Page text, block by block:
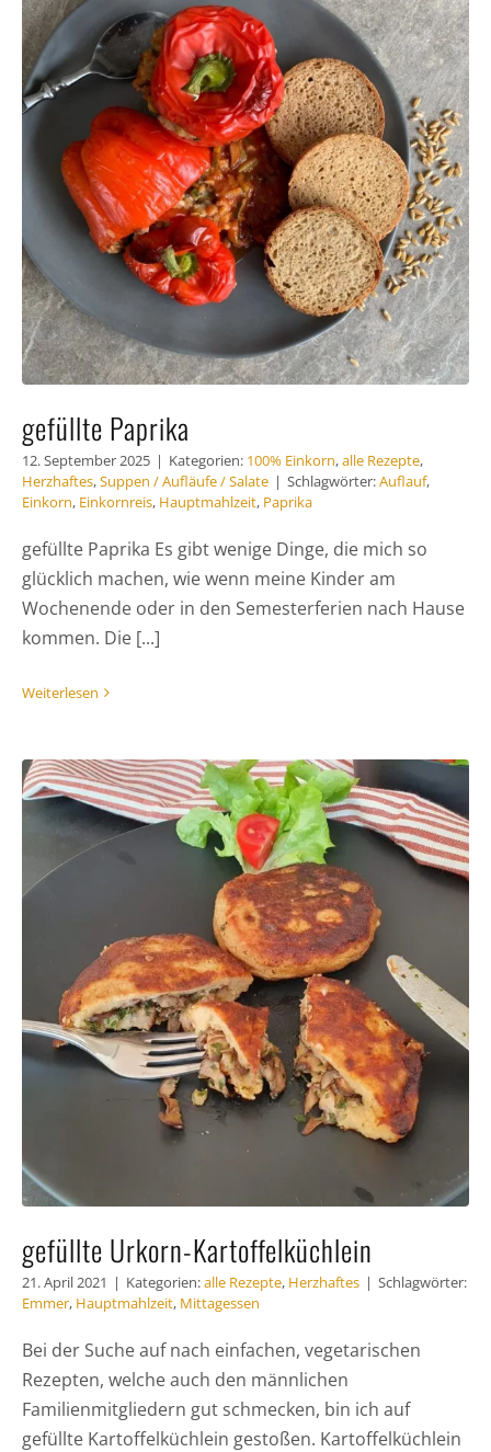
gefüllte Paprika
12. September 2025 | Kategorien: 100% Einkorn,alle Rezepte,
Herzhaftes,Suppen / Aufläufe / Salate | Schlagwörter:Auflauf,
Einkorn, Einkornreis, Hauptmahlzeit, Paprika
gefüllte Paprika Es gibt wenige Dinge, die mich so
glücklich machen, wie wenn meine Kinder am
Wochenende oder in den Semesterferien nach Hause
kommen. Die [...]
Weiterlesen
gefüllte Urkorn-Kartoffelküchlein
21. April 2021 | Kategorien:alle Rezepte, Herzhaftes | Schlagwörter:
Emmer, Hauptmahlzeit, Mittagessen
Bei der Suche auf nach einfachen, vegetarischen
Rezepten, welche auch den männlichen
Familienmitgliedern gut schmecken, bin ich auf
gefüllte Kartoffelküchlein gestoßen. Kartoffelküchlein